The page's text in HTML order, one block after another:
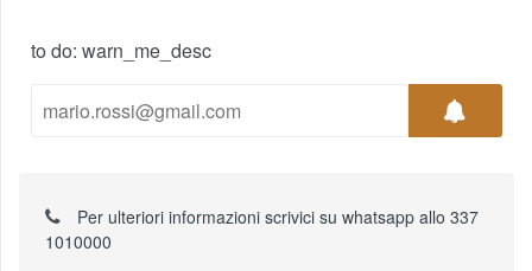
to do: warn_me_desc
Per ulteriori informazioni scrivici su whatsapp allo 337
1010000